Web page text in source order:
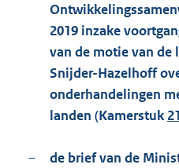
2019 inzake
van de motie van de
Snijder-Hazelhoff
onderhandelingen
landen (Kamerstuk
–
de brief van de